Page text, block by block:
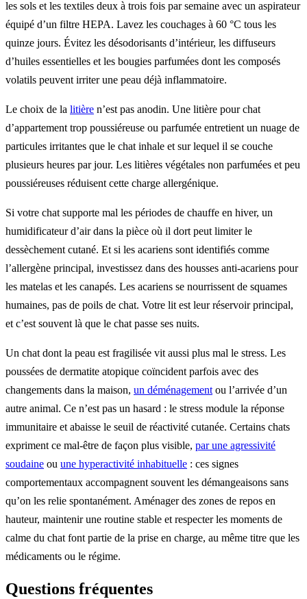
les sols et les textiles deux à trois fois par semaine avec un aspirateur
équipé d’un filtre HEPA. Lavez les couchages à 60 °C tous les
quinze jours. Évitez les désodorisants d’intérieur, les diffuseurs
d’huiles essentielles et les bougies parfumées dont les composés
volatils peuvent irriter une peau déjà inflammatoire.
Le choix de la litière n’est pas anodin. Une litière pour chat
d’appartement trop poussiéreuse ou parfumée entretient un nuage de
particules irritantes que le chat inhale et sur lequel il se couche
plusieurs heures par jour. Les litières végétales non parfumées et peu
poussiéreuses réduisent cette charge allergénique.
Si votre chat supporte mal les périodes de chauffe en hiver, un
humidificateur d’air dans la pièce où il dort peut limiter le
dessèchement cutané. Et si les acariens sont identifiés comme
l’allergène principal, investissez dans des housses anti-acariens pour
les matelas et les canapés. Les acariens se nourrissent de squames
humaines, pas de poils de chat. Votre lit est leur réservoir principal,
et c’est souvent là que le chat passe ses nuits.
Un chat dont la peau est fragilisée vit aussi plus mal le stress. Les
poussées de dermatite atopique coïncident parfois avec des
changements dans la maison, un déménagement ou l’arrivée d’un
autre animal. Ce n’est pas un hasard : le stress module la réponse
immunitaire et abaisse le seuil de réactivité cutanée. Certains chats
expriment ce mal-être de façon plus visible, par une agressivité
soudaine ou une hyperactivité inhabituelle : ces signes
comportementaux accompagnent souvent les démangeaisons sans
qu’on les relie spontanément. Aménager des zones de repos en
hauteur, maintenir une routine stable et respecter les moments de
calme du chat font partie de la prise en charge, au même titre que les
médicaments ou le régime.
Questions fréquentes